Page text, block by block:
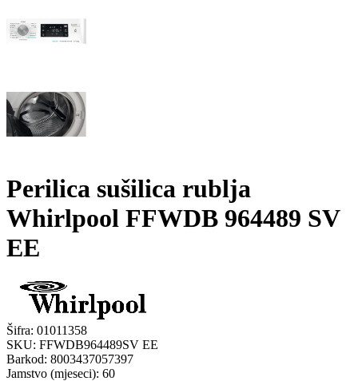
Perilica sušilica rublja
Whirlpool FFWDB 964489 SV
EE
Šifra: 01011358
SKU: FFWDB964489SV EE
Barkod: 8003437057397
Jamstvo (mjeseci): 60